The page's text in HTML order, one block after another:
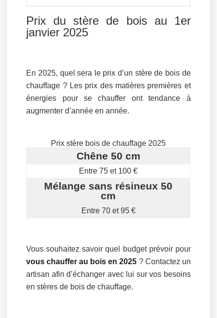
Prix du stère de bois au 1er
janvier 2025
En 2025, quel sera le prix d’un stère de bois de
chauffage ? Les prix des matières premières et
énergies pour se chauffer ont tendance à
augmenter d’année en année.
Prix stère bois de chauffage 2025
Chêne 50 cm
Entre 75 et 100 €
Mélange sans résineux 50
cm
Entre 70 et 95 €
Vous souhaitez savoir quel budget prévoir pour
vous chauffer au bois en 2025 ? Contactez un
artisan afin d’échanger avec lui sur vos besoins
en stères de bois de chauffage.